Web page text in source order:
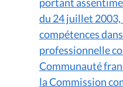
du 24 juillet
compétences
professionnelle
Communauté
la Commission